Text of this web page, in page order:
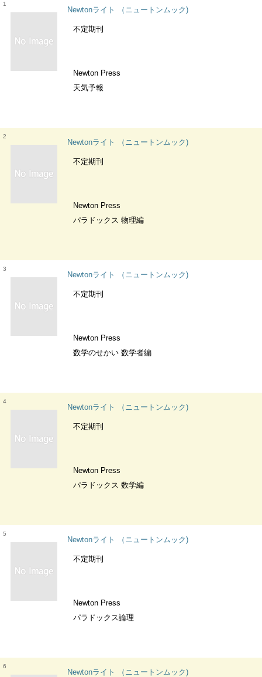
1
Newtonライト （ニュートンムック)
不定期刊
Newton Press
天気予報
2
Newtonライト （ニュートンムック)
不定期刊
Newton Press
パラドックス 物理編
3
Newtonライト （ニュートンムック)
不定期刊
Newton Press
数学のせかい 数学者編
4
Newtonライト （ニュートンムック)
不定期刊
Newton Press
パラドックス 数学編
5
Newtonライト （ニュートンムック)
不定期刊
Newton Press
パラドックス論理
6
Newtonライト （ニュートンムック)